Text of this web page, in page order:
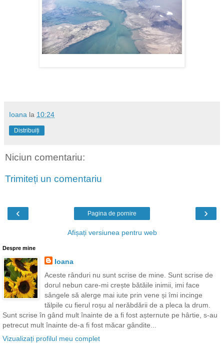
Ioana la 10:24
Distribuiți
Niciun comentariu:
Trimiteți un comentariu
‹ ›
Pagina de pornire
Afișați versiunea pentru web
Despre mine
Ioana
Aceste rânduri nu sunt scrise de mine. Sunt scrise de
dorul nebun care-mi crește bătăile inimii, imi face
sângele să alerge mai iute prin vene și îmi incinge
tălpile cu fierul roșu al nerăbdării de a pleca la drum.
Sunt scrise în gând mult înainte de a fi fost așternute pe hârtie, s-au
petrecut mult înainte de-a fi fost măcar gândite...
Vizualizați profilul meu complet